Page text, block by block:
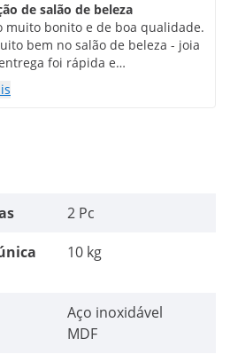
de salão de beleza
muito bonito e de boa qualidade.
bem no salão de beleza - joia
foi rápida e
2 Pc
10 kg
Aço inoxidável
MDF